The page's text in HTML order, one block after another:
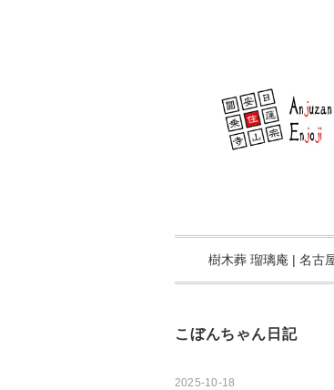
樹木葬 瑠璃庵 | 名古
こぼんちゃん日記
2025-10-18